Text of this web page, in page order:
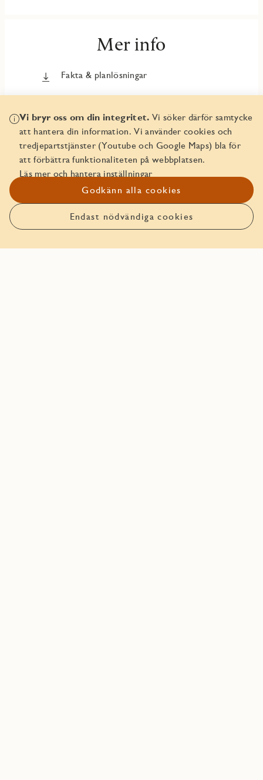
Mer info
Fakta & planlösningar
Att köpa av JM
Läs mer om ägarlägenheter
JMs Trygghetspaket
In English - Buying a freehold apartment
In English - Security Package
Vi bryr oss om din integritet. Vi söker därför samtycke
att hantera din information. Vi använder cookies och
tredjepartstjänster (Youtube och Google Maps) bla för
att förbättra funktionaliteten på webbplatsen.
Läs mer och hantera inställningar
Godkänn alla cookies
Endast nödvändiga cookies